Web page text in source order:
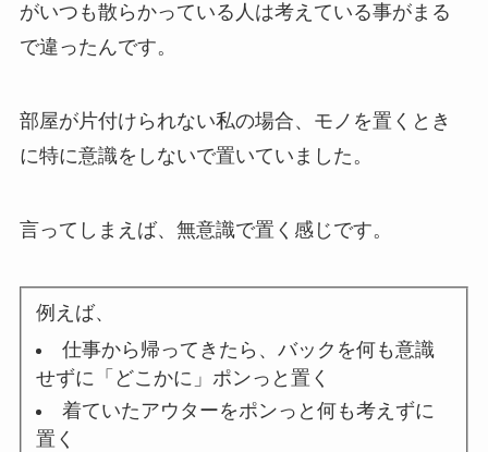
がいつも散らかっている人は考えている事がまる
で違ったんです。
部屋が片付けられない私の場合、モノを置くとき
に特に意識をしないで置いていました。
言ってしまえば、無意識で置く感じです。
例えば、
仕事から帰ってきたら、バックを何も意識
せずに「どこかに」ポンっと置く
着ていたアウターをポンっと何も考えずに
置く